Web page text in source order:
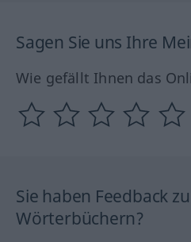
Sagen Sie uns Ihre
Wie gefällt Ihnen das
Sie haben Feedback
Wörterbüchern?